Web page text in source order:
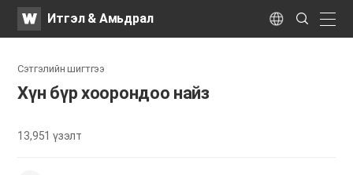
WATVИтгэл & Амьдрал Language
Search
Submit
Сэтгэлийн шигтгээ
Хүн бүр хоорондоо найз
13,951үзэлт